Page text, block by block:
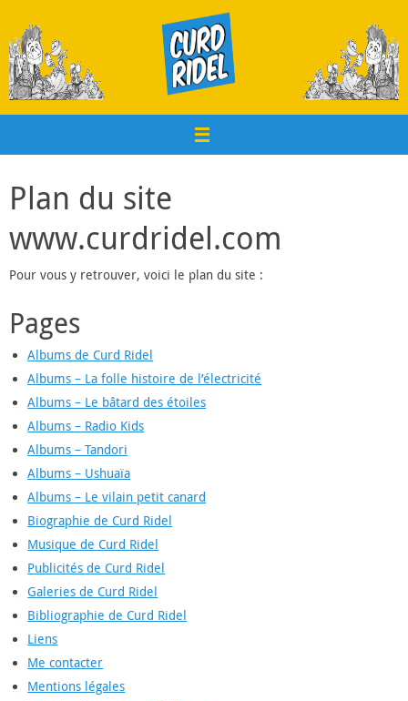
contenu
Plan du site
www.curdridel.com
Pour vous y retrouver, voici le plan du site :
Pages
Albums de Curd Ridel
Albums – La folle histoire de l’électricité
Albums – Le bâtard des étoiles
Albums – Radio Kids
Albums – Tandori
Albums – Ushuaïa
Albums – Le vilain petit canard
Biographie de Curd Ridel
Musique de Curd Ridel
Publicités de Curd Ridel
Galeries de Curd Ridel
Bibliographie de Curd Ridel
Liens
Me contacter
Mentions légales